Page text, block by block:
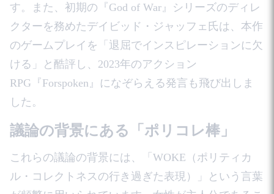
す。また、初期の『God of War』シリーズのディレ
クターを務めたデイビッド・ジャッフェ氏は、本作
のゲームプレイを「退屈でインスピレーションに欠
ける」と酷評し、2023年のアクション
RPG『Forspoken』になぞらえる発言も飛び出しま
した。
議論の背景にある「ポリコレ棒」
これらの議論の背景には、「WOKE（ポリティカ
ル・コレクトネスの行き過ぎた表現）」という言葉